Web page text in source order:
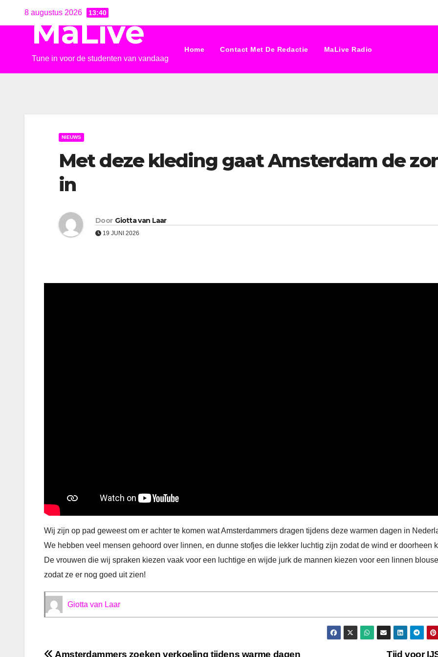
8 augustus 2026 13:40
MaLive
Tune in voor de studenten van vandaag
Home Contact Met De Redactie MaLive Radio
NIEUWS
Met deze kleding gaat Amsterdam de
in
Door Giotta van Laar
19 JUNI 2026
Wij zijn op pad geweest om er achter te komen wat Amsterdammers dragen tijdens deze warmen dagen in
We hebben veel mensen gehoord over linnen, en dunne stofjes die lekker luchtig zijn zodat de wind er doorheen
De vrouwen die wij spraken kiezen vaak voor een luchtige en wijde jurk de mannen kiezen voor een linnen blouse
zodat ze er nog goed uit zien!
Giotta van Laar
Tijd voor
Amsterdammers zoeken verkoeling tijdens warme dagen